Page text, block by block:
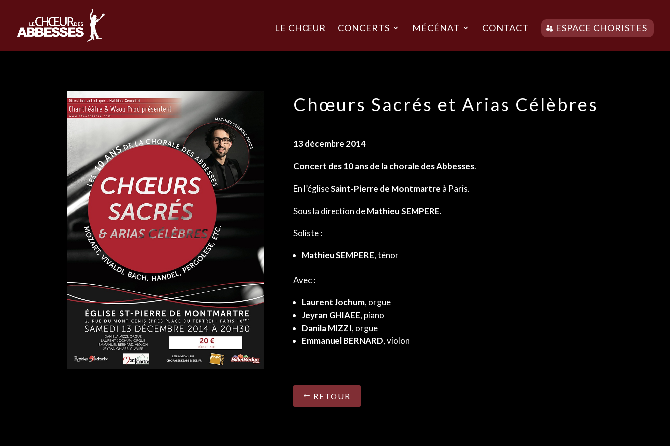
LE CHŒUR CONCERTS MÉCÉNAT CONTACT ESPACE CHORISTES
Chœurs Sacrés et Arias Célèbres
13 décembre 2014
Concert des 10 ans de la chorale des Abbesses.
En l’égliseSaint-Pierre de Montmartre à Paris.
Sous la direction deMathieu SEMPERE.
Soliste :
Mathieu SEMPERE, ténor
Avec :
Laurent Jochum, orgue
Jeyran GHIAEE, piano
Danila MIZZI, orgue
Emmanuel BERNARD, violon
RETOUR